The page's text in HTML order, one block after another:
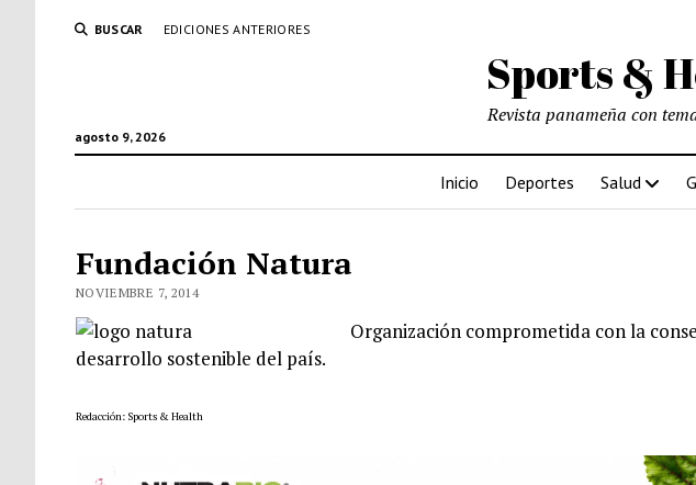
BUSCAR EDICIONES ANTERIORES
Sports &
agosto 9, 2026
Revista panameña con
Inicio Deportes Salud
Fundación Natura
NOVIEMBRE 7, 2014
Organización comprometida con la
desarrollo sostenible del país.
Redacción: Sports & Health